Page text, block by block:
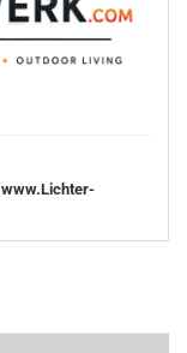
www.Lichter-